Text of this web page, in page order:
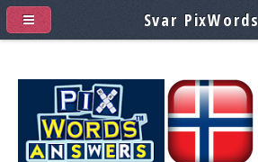
Svar PixWords